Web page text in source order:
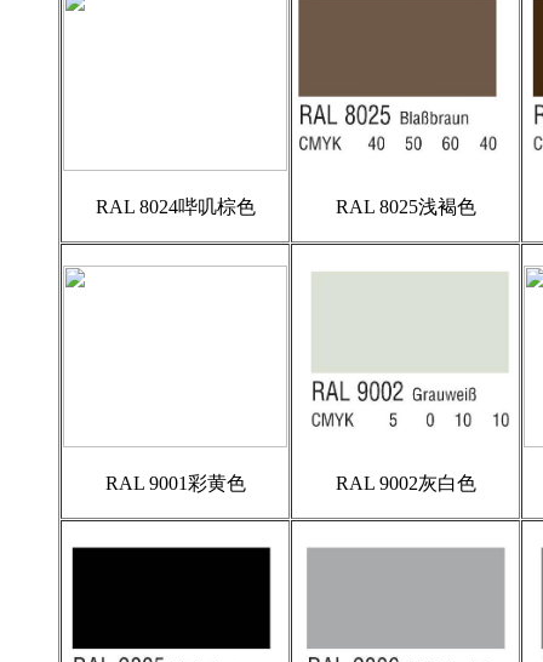
RAL 8024哔叽棕色 RAL 8025浅褐色
RAL 9001彩黄色 RAL 9002灰白色